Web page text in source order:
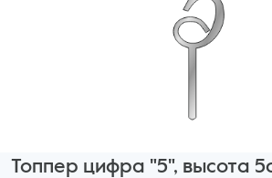
Топпер цифра "5", высота